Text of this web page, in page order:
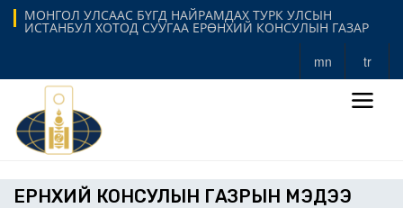
МОНГОЛ УЛСААС БҮГД НАЙРАМДАХ ТУРК УЛСЫН
ИСТАНБУЛ ХОТОД СУУГАА ЕРӨНХИЙ КОНСУЛЫН ГАЗАР
mn tr
ЕРӨНХИЙ КОНСУЛЫН ГАЗРЫН МЭДЭЭ